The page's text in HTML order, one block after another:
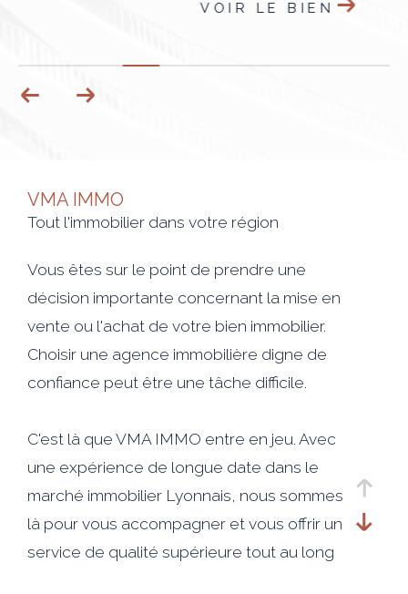
VOIR LE BIEN
VMA IMMO
Tout l'immobilier dans votre région
Vous êtes sur le point de prendre une
décision importante concernant la mise en
vente ou l'achat de votre bien immobilier.
Choisir une agence immobilière digne de
confiance peut être une tâche difficile.
C'est là que VMA IMMO entre en jeu. Avec
une expérience de longue date dans le
marché immobilier Lyonnais, nous sommes
là pour vous accompagner et vous offrir un
service de qualité supérieure tout au long